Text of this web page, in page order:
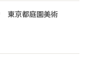
東京都庭園美術